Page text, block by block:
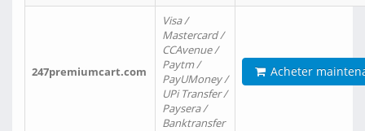
247premiumcart.com
Visa /
Mastercard /
CCAvenue /
Paytm /
PayUMoney /
UPi Transfer /
Paysera /
Banktransfer
Acheter